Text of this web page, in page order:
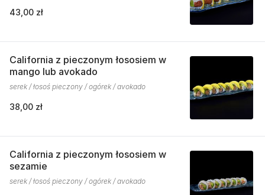
43,00 zł
California z pieczonym łososiem w
mango lub avokado
serek / łosoś pieczony / ogórek / avokado
38,00 zł
California z pieczonym łososiem w
sezamie
serek / łosoś pieczony / ogórek / avokado